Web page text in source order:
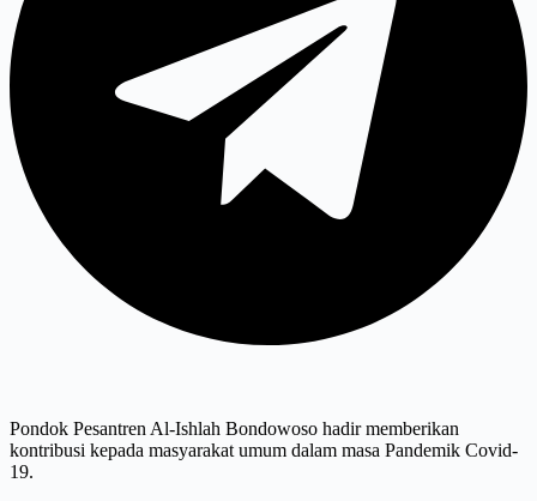
Pondok Pesantren Al-Ishlah Bondowoso hadir memberikan
kontribusi kepada masyarakat umum dalam masa Pandemik Covid-
19.